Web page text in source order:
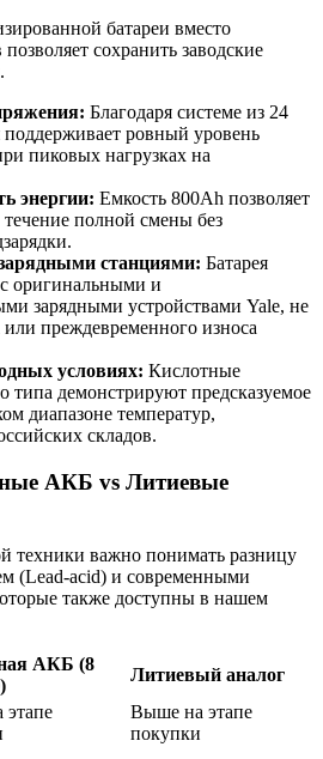
батареи вместо
сохранить заводские
Благодаря системе из 24
поддерживает ровный уровень
пиковых нагрузках на
энергии: Емкость 800Ah позволяет
течение полной смены без
станциями: Батарея
с оригинальными и
зарядными устройствами Yale, не
или преждевременного износа
условиях: Кислотные
типа демонстрируют предсказуемое
диапазоне температур,
складов.
АКБ vs Литиевые
техники важно понимать разницу
(Lead-acid) и современными
также доступны в нашем
АКБ (8
Литиевый аналог
Выше на этапе
покупки